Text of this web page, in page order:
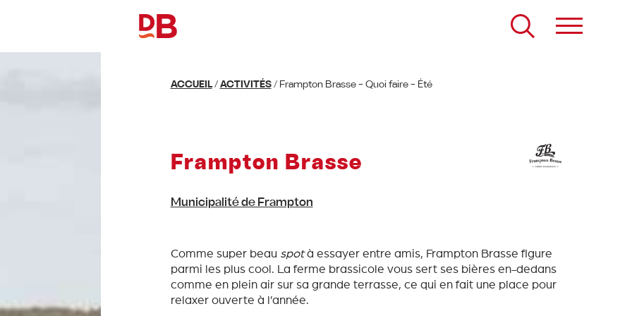
ACCUEIL/ ACTIVITÉS/ Frampton Brasse – Quoi faire – Été
Frampton Brasse
Municipalité de Frampton
Comme super beau spotà essayer entre amis, Frampton Brasse figure
parmi les plus cool. La ferme brassicole vous sert ses bières en-dedans
comme en plein air sur sa grande terrasse, ce qui en fait une place pour
relaxer ouverte à l’année.